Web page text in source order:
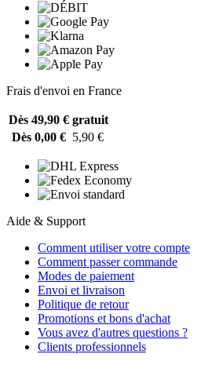
Frais d'envoi en France
Dès 49,90 € gratuit
Dès 0,00 € 5,90 €
Aide & Support
Comment utiliser votre compte
Comment passer commande
Modes de paiement
Envoi et livraison
Politique de retour
Promotions et bons d'achat
Vous avez d'autres questions ?
Clients professionnels